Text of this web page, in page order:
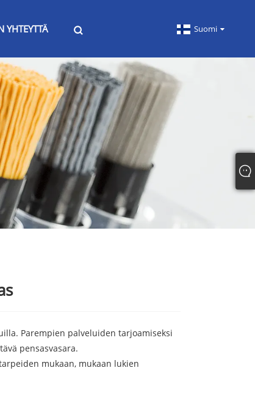
YHTEYTTÄ Suomi
Parempien palveluiden tarjoamiseksi
pensasvasara.
mukaan, mukaan lukien